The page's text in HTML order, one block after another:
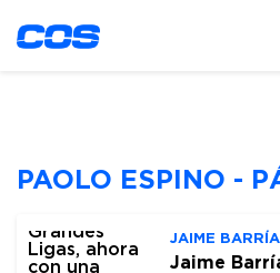
PAOLO ESPINO -
JAIME
Jaime